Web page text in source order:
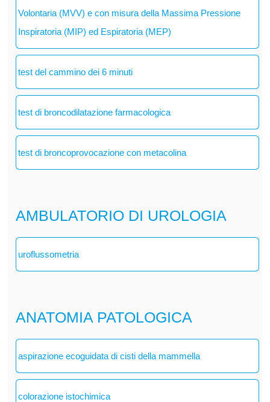
Volontaria (MVV) e con misura della Massima Pressione
Inspiratoria (MIP) ed Espiratoria (MEP)
test del cammino dei 6 minuti
test di broncodilatazione farmacologica
test di broncoprovocazione con metacolina
AMBULATORIO DI UROLOGIA
uroflussometria
ANATOMIA PATOLOGICA
aspirazione ecoguidata di cisti della mammella
colorazione istochimica